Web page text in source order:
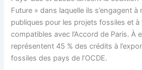
Future » dans laquelle ils s’engagent
publiques pour les projets fossiles et
compatibles avec l’Accord de Paris. À
représentent 45 % des crédits à
fossiles des pays de l’OCDE.